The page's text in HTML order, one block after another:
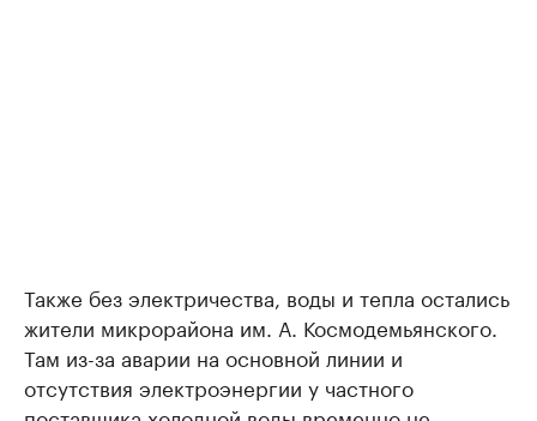
Также без электричества, воды и тепла остались
жители микрорайона им. А. Космодемьянского.
Там из-за аварии на основной линии и
отсутствия электроэнергии у частного